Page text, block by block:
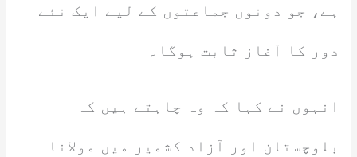
ہے، جو دونوں جماعتوں کے لیے ایک نئے
دور کا آغاز ثابت ہوگا۔
انہوں نے کہا کہ وہ چاہتے ہیں کہ
بلوچستان اور آزاد کشمیر میں مولانا